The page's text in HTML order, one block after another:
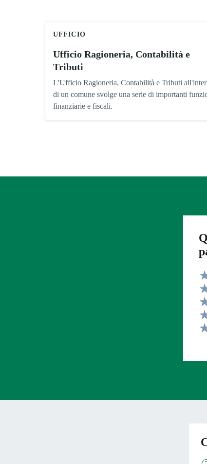
UFFICIO
Ufficio Ragioneria, Contabilità e
Tributi
L'Ufficio Ragioneria, Contabilità e Tributi
di un comune svolge una serie di importanti
finanziarie e fiscali.